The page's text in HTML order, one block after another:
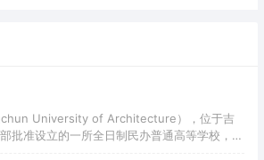
University of Architecture），位于吉
批准设立的一所全日制民办普通高等学校，是